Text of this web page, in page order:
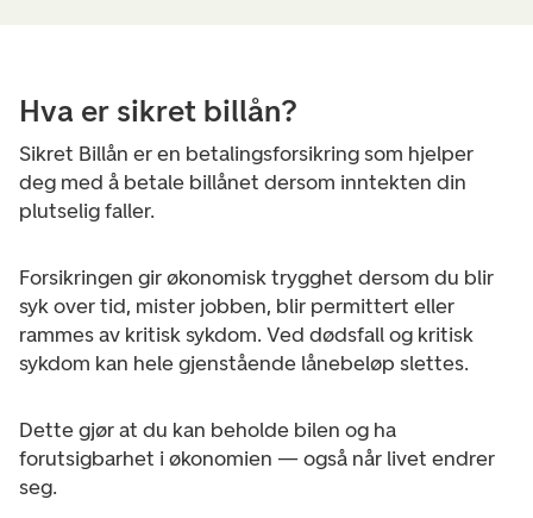
Hva er sikret billån?
Sikret Billån er en betalingsforsikring som hjelper
deg med å betale billånet dersom inntekten din
plutselig faller.
Forsikringen gir økonomisk trygghet dersom du blir
syk over tid, mister jobben, blir permittert eller
rammes av kritisk sykdom. Ved dødsfall og kritisk
sykdom kan hele gjenstående lånebeløp slettes.
Dette gjør at du kan beholde bilen og ha
forutsigbarhet i økonomien — også når livet endrer
seg.